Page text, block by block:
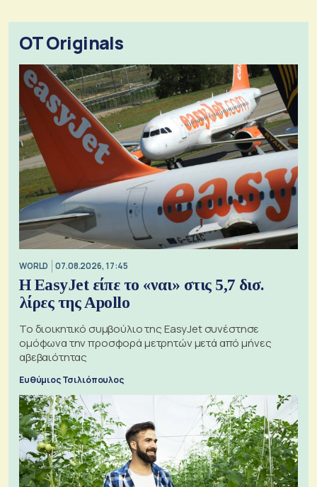
OT Originals
WORLD 07.08.2026, 17:45
Η EasyJet είπε το «ναι» στις 5,7 δισ.
λίρες της Apollo
Το διοικητικό συμβούλιο της EasyJet συνέστησε
ομόφωνα την προσφορά μετρητών μετά από μήνες
αβεβαιότητας
Ευθύμιος Τσιλιόπουλος